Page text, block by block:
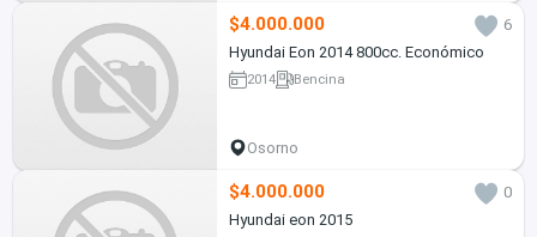
$4.000.000
6
Hyundai Eon 2014 800cc. Económico
2014 Bencina
Osorno
$4.000.000
0
Hyundai eon 2015